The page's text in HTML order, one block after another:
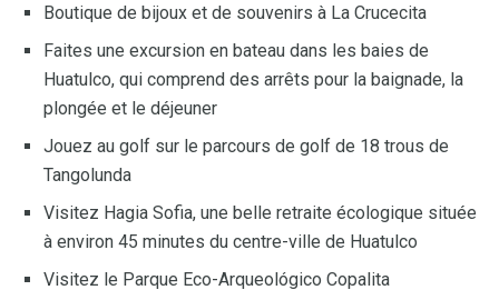
Boutique de bijoux et de souvenirs à La Crucecita
Faites une excursion en bateau dans les baies de
Huatulco, qui comprend des arrêts pour la baignade, la
plongée et le déjeuner
Jouez au golf sur le parcours de golf de 18 trous de
Tangolunda
Visitez Hagia Sofia, une belle retraite écologique située
à environ 45 minutes du centre-ville de Huatulco
Visitez le Parque Eco-Arqueológico Copalita